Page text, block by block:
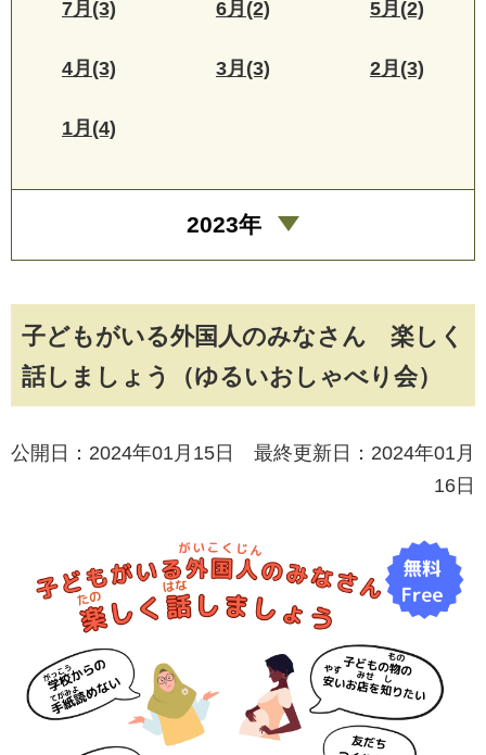
子どもがいる外国人のみなさん 楽しく
話しましょう（ゆるいおしゃべり会）
公開日：2024年01月15日 最終更新日：2024年01月
16日
7月(3) 6月(2) 5月(2)
4月(3) 3月(3) 2月(3)
1月(4)
2023年